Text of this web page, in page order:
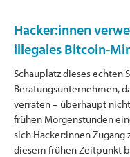
Hacker:innen
illegales Bitcoin-
Schauplatz dieses echten
Beratungsunternehmen,
verraten – überhaupt
frühen Morgenstunden
sich Hacker:innen Zugang
diesem frühen Zeitpunkt